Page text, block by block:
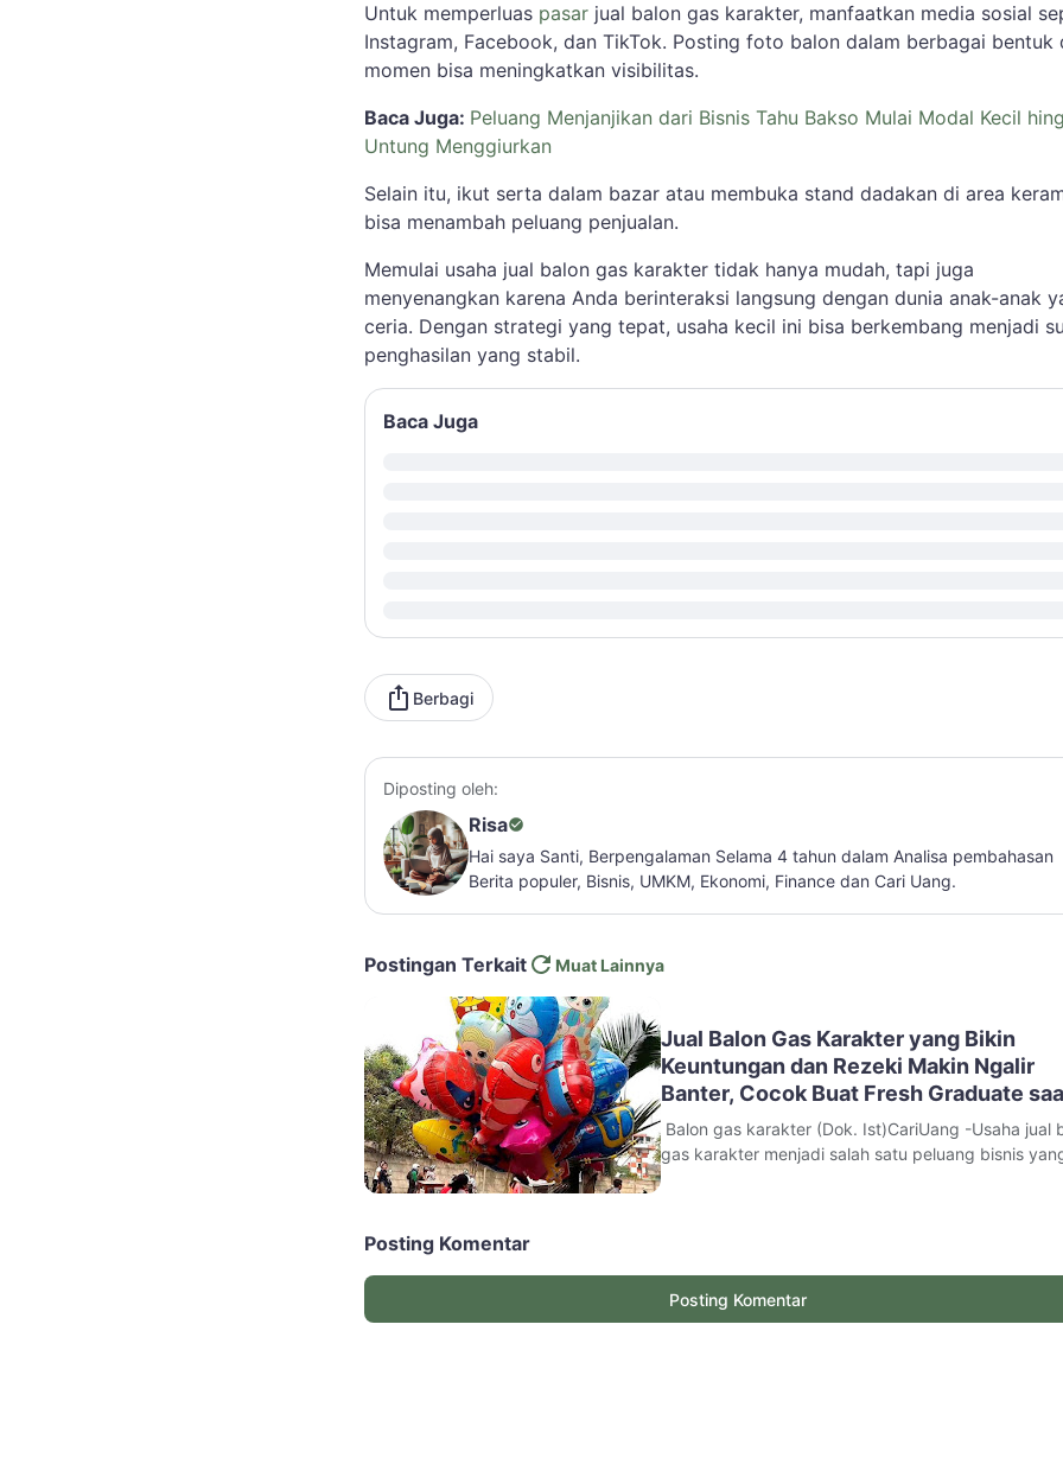
Untuk memperluas pasar jual balon gas karakter, manfaatkan media sosial
Instagram, Facebook, dan TikTok. Posting foto balon dalam berbagai bentuk
momen bisa meningkatkan visibilitas.
Baca Juga: Peluang Menjanjikan dari Bisnis Tahu Bakso Mulai Modal Kecil
Untung Menggiurkan
Selain itu, ikut serta dalam bazar atau membuka stand dadakan di area
bisa menambah peluang penjualan.
Memulai usaha jual balon gas karakter tidak hanya mudah, tapi juga
menyenangkan karena Anda berinteraksi langsung dengan dunia anak-anak
ceria. Dengan strategi yang tepat, usaha kecil ini bisa berkembang menjadi
penghasilan yang stabil.
Baca Juga
Berbagi
Diposting oleh:
Risa
Hai saya Santi, Berpengalaman Selama 4 tahun dalam Analisa pembahasan
Berita populer, Bisnis, UMKM, Ekonomi, Finance dan Cari Uang.
Postingan Terkait Muat Lainnya
Jual Balon Gas Karakter yang Bikin
Keuntungan dan Rezeki Makin Ngalir
Banter, Cocok Buat Fresh Graduate
Baru Lulus
Balon gas karakter (Dok. Ist)CariUang -Usaha jual
gas karakter menjadi salah satu peluang bisnis
Posting Komentar
Posting Komentar